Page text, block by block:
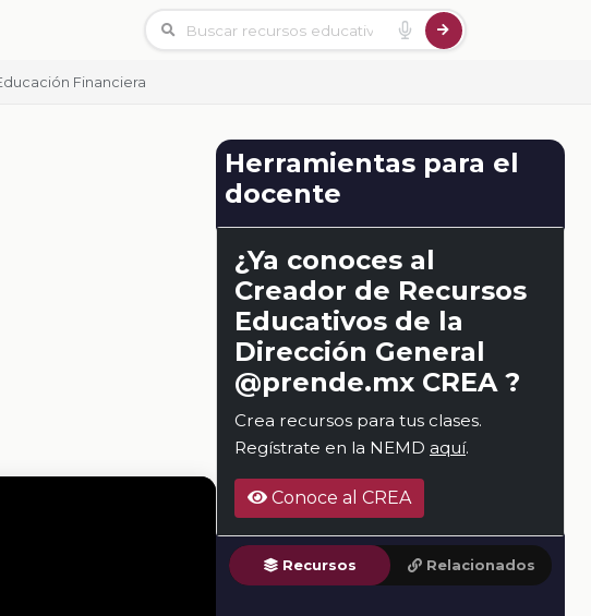
Financiera
Herramientas para el
docente
¿Ya conoces al
Creador de Recursos
Educativos de la
Dirección General
@prende.mx CREA ?
Crea recursos para tus clases.
Regístrate en la NEMD aquí.
Conoce al CREA
Recursos Relacionados